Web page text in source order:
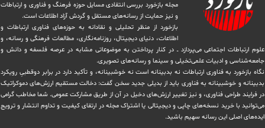
مجله بازخورد بررسی انتقادی مسایل حوزه فرهنگ و فناوری و ارتباطات
و نیز حمایت از رسانه‌های مستقل و‌ گردش ‏آزاد اطلاعات است.
بازخورد از منظر تحلیلی و نقادانه به حوزه‌های فناوری ارتباطات و
اطلاعات، دنیای دیجیتال، روزنامه‌نگاری، ‏مطالعات فرهنگی و رسانه، و
علوم ارتباطات اجتماعی می‌پردازد ــ در کنار پرداختن به موضوعاتی مشابه در عرصه فلسفه و دانش و
‏جامعه‌شناسی و ادبیات علمی‌تخیلی و سینما و رسانه‌های تصویری.
نگاه بازخورد به فناوری ارتباطات نه بدبینانه است نه خوشبینانه، و تأکید دارد ‏در برابر دوقطبیِ رویکرد
بدبینانه و خوشبینانه به فناوری باید از بدیلی جدید سخن گفت: دخالت مستقیم ارزش‌های دموکراتیک
در ‏فرایند طراحی فناوری، و نیز تغییر ارزش‌های دخيل در آن از طریق مشاركت عمومی. شما مخاطب گرامی
می‌توانید با خرید نسخه‌های چاپی و دیجیتالی یا ‏اشتراک مجله در ارتقای کیفیت و تداوم انتشار و ترویج
ایده‌های اصلی این رسانه سهیم باشید.